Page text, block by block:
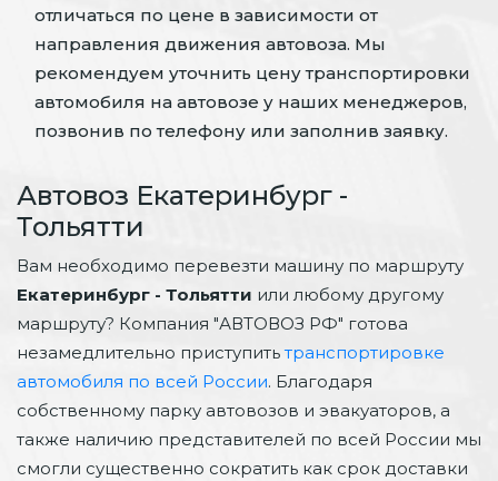
отличаться по цене в зависимости от
направления движения автовоза. Мы
рекомендуем уточнить цену транспортировки
автомобиля на автовозе у наших менеджеров,
позвонив по телефону или заполнив заявку.
Автовоз Екатеринбург -
Тольятти
Вам необходимо перевезти машину по маршруту
Екатеринбург - Тольятти или любому другому
маршруту? Компания "АВТОВОЗ РФ" готова
незамедлительно приступитьтранспортировке
автомобиля по всей России. Благодаря
собственному парку автовозов и эвакуаторов, а
также наличию представителей по всей России мы
смогли существенно сократить как срок доставки